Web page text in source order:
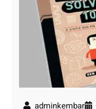
adminkembar